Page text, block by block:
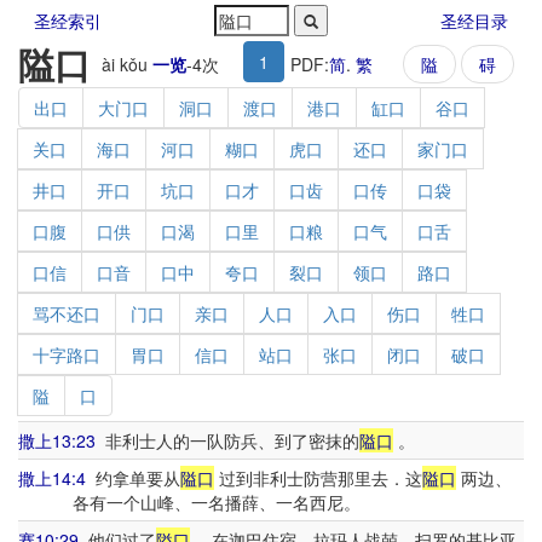
圣经索引 圣经目录
隘口 ài kǒu 一览-4次 1 PDF:简. 繁 隘
碍
出口
大门口 洞口 渡口 港口 缸口
谷口
关口
海口 河口 糊口 虎口 还口
家门口
井口
开口 坑口 口才 口齿 口传
口袋
口腹
口供 口渴 口里 口粮 口气
口舌
口信
口音 口中 夸口 裂口 领口
路口
骂不还口
门口 亲口 人口 入口 伤口
牲口
十字路口
胃口 信口 站口 张口 闭口
破口
隘
口
撒上13:23 非利士人的一队防兵、到了密抹的隘口 。
撒上14:4 约拿单要从隘口 过到非利士防营那里去．这隘口 两边、
各有一个山峰、一名播薛、一名西尼。